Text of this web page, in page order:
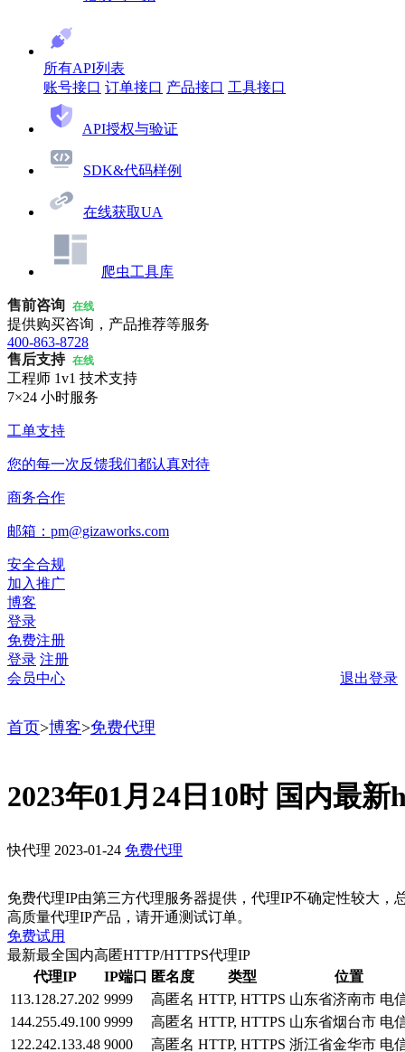
所有API列表
账号接口 订单接口 产品接口 工具接口
API授权与验证
SDK&代码样例
在线获取UA
爬虫工具库
售前咨询 在线
提供购买咨询，产品推荐等服务
400-863-8728
售后支持 在线
工程师 1v1 技术支持
7×24 小时服务
工单支持
您的每一次反馈我们都认真对待
商务合作
邮箱：pm@gizaworks.com
安全合规
加入推广
博客
登录
免费注册
登录 注册
会员中心
退出登录
首页>博客>免费代理
2023年01月24日10时 国内最
快代理 2023-01-24 免费代理
免费代理IP由第三方代理服务器提供，代理IP不确定性较大，
高质量代理IP产品，请开通测试订单。
免费试用
最新最全国内高匿HTTP/HTTPS代理IP
代理IP
IP端口 匿名度 类型
位置
113.128.27.202 9999 高匿名 HTTP, HTTPS 山东省济南市 电
144.255.49.100 9999 高匿名 HTTP, HTTPS 山东省烟台市 电
122.242.133.48 9000 高匿名 HTTP, HTTPS 浙江省金华市 电